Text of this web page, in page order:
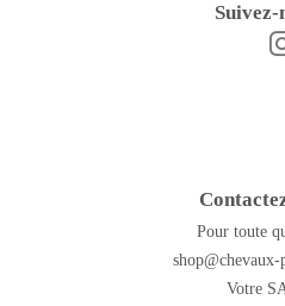
Suivez-
Pour toute
shop@chevaux-
Votre